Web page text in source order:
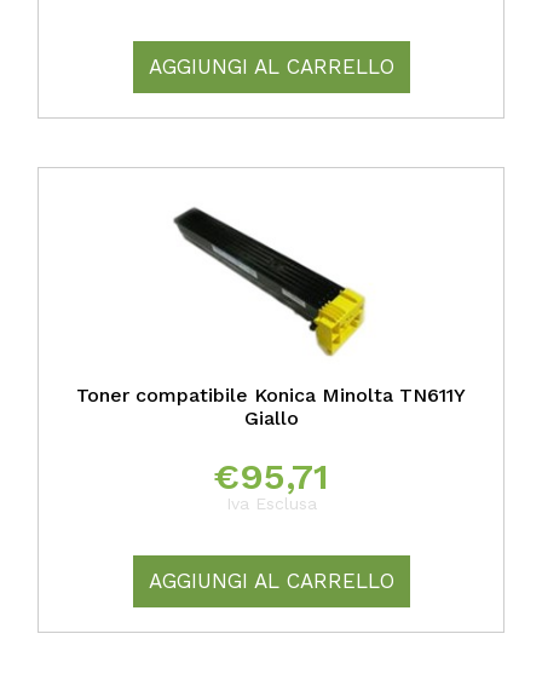
AGGIUNGI AL CARRELLO
Toner compatibile Konica Minolta TN611Y
Giallo
€95,71
Iva Esclusa
AGGIUNGI AL CARRELLO